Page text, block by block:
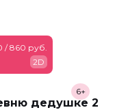
/ 860 руб.
2D
дедушке 2
6+